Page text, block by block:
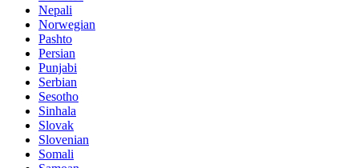
Nepali
Norwegian
Pashto
Persian
Punjabi
Serbian
Sesotho
Sinhala
Slovak
Slovenian
Somali